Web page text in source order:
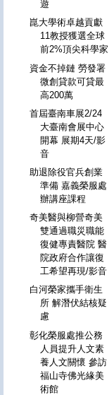
遊
崑大學術卓越貢獻
11教授獲選全球
前2%頂尖科學家
資金不掉鏈 勞發署
微創貸款可貸最
高200萬
首屆臺南車展2/24
大臺南會展中心
開幕 展期4天/影
音
助退除役官兵創業
準備 嘉義榮服處
辦講座課程
奇美醫與柳營奇美
雙通過職災職能
復健專責醫院 醫
院政府合作讓復
工希望再現/影音
白河榮家攜手衛生
所 解潛伏結核疑
慮
彰化榮服處推公務
人員提升人文素
養人文關懷 參訪
福山寺佛光緣美
術館